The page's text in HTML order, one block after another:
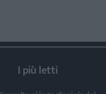
I più letti